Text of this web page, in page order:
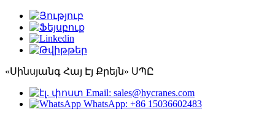
«Սինսյանգ Հայ Էյ Քրեյն» ՍՊԸ
Email: sales@hycranes.com
WhatsApp: +86 15036602483